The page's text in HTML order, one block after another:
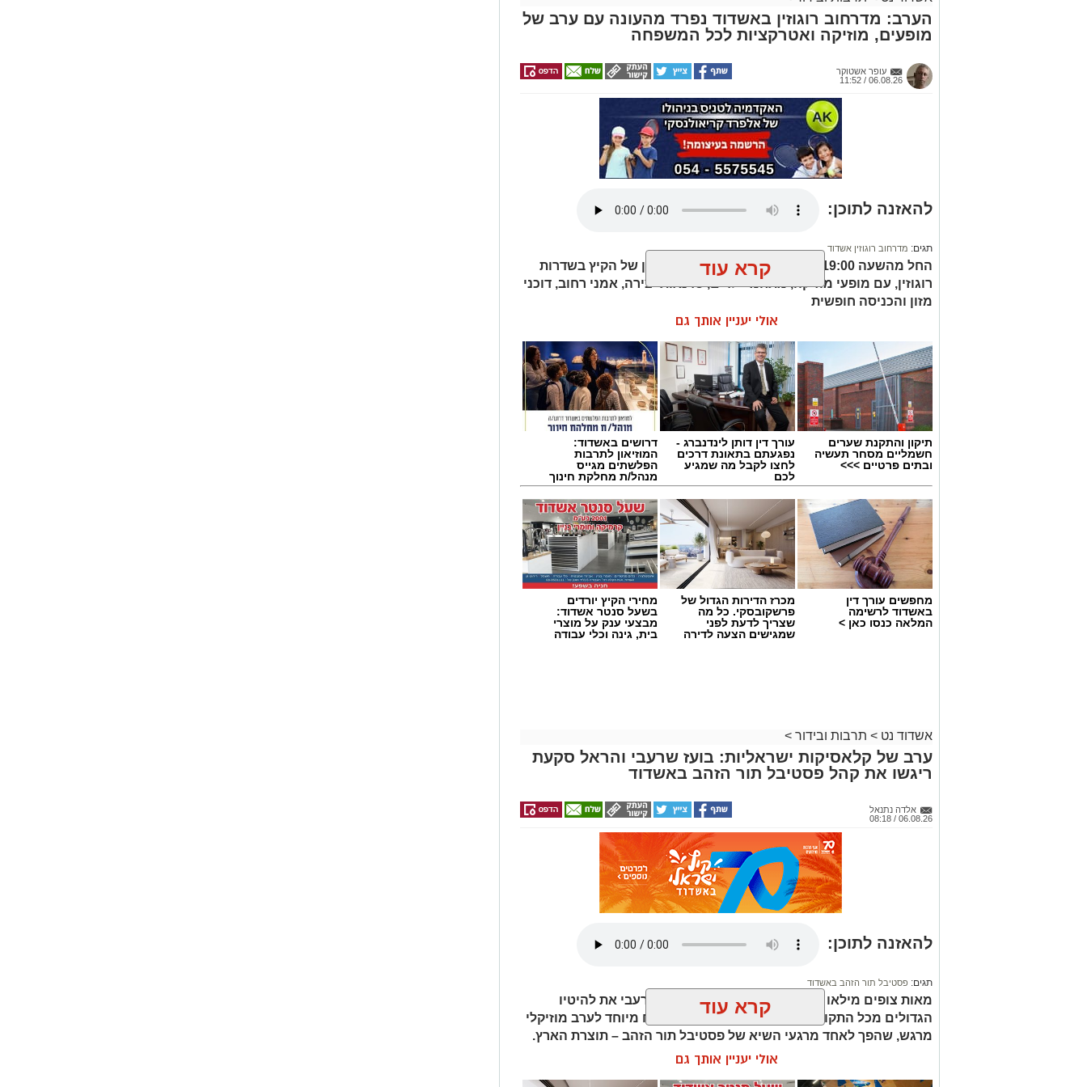
הערב: מדרחוב רוגוזין באשדוד נפרד מהעונה עם ערב של
מופעים, מוזיקה ואטרקציות לכל המשפחה
עופר אשטוקר
06.08.26 / 11:52
להאזנה לתוכן:
תגים: מדרחוב רוגוזין אשדוד
החל מהשעה 19:00 יתקיים אירוע המדרחוב האחרון של הקיץ בשדרות
רוגוזין, עם מופעי מוזיקה, מתחמי ילדים, סדנאות יצירה, אמני רחוב, דוכני
מזון והכניסה חופשית
ליצנים, קוסמים, סדנאות יצירה ללא תשלום, דוכני מזון, מופעי רחוב ואווירה קיצית
לצד הבריזה מהים.
על הבמה המרכזית יופיעו אנסמבל מדבר, Blues Power, ג'ויה ואבי בן עמרם
החיות וניבה קשת.
ומזמינים את הציבור להגיע, לטייל בין הדוכנים, ליהנות מהמופעים ולסיים את
חופשת הקיץ באווירה חגיגית.
עקבו בפייסבוק עקבו באינסטגרם
קרא עוד
אולי יעניין אותך גם
תיקון והתקנת שערים
חשמליים מסחר תעשיה
ובתים פרטיים >>>
עורך דין דותן לינדנברג -
נפגעתם בתאונת דרכים
לחצו לקבל מה שמגיע
לכם
דרושים באשדוד:
המוזיאון לתרבות
הפלשתים מגייס
מנהל/ת מחלקת חינוך
מחפשים עורך דין
באשדוד לרשימה
המלאה כנסו כאן >
מכרז הדירות הגדול של
פרשקובסקי. כל מה
שצריך לדעת לפני
שמגישים הצעה לדירה
מחירי הקיץ יורדים
בשעל סנטר אשדוד:
מבצעי ענק על מוצרי
בית, גינה וכלי עבודה
אשדוד נט > תרבות ובידור >
ערב של קלאסיקות ישראליות: בועז שרעבי והראל סקעת
ריגשו את קהל פסטיבל תור הזהב באשדוד
אלדה נתנאל
06.08.26 / 08:18
להאזנה לתוכן:
תגים: פסטיבל תור הזהב באשדוד
מאות צופים מילאו את האולם ושרו יחד עם בועז שרעבי את להיטיו
הגדולים מכל התקופות. הראל סקעת הצטרף כאורח מיוחד לערב מוזיקלי
מרגש, שהפך לאחד מרגעי השיא של פסטיבל תור הזהב – תוצרת הארץ.
קרא עוד
אולי יעניין אותך גם